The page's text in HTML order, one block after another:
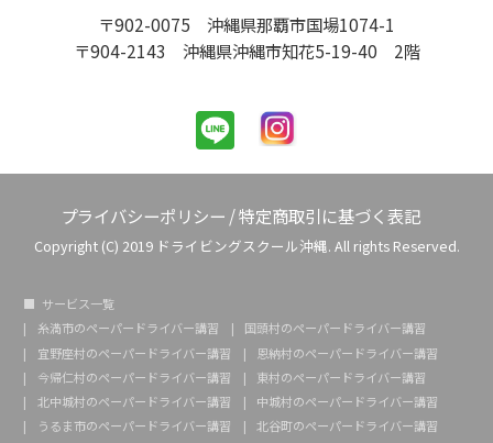
〒902-0075 沖縄県那覇市国場1074-1
〒904-2143 沖縄県沖縄市知花5-19-40 2階
プライバシーポリシー /特定商取引に基づく表記
Copyright (C) 2019 ドライビングスクール沖縄. All rights Reserved.
サービス一覧
糸満市のペーパードライバー講習
国頭村のペーパードライバー講習
宜野座村のペーパードライバー講習
恩納村のペーパードライバー講習
今帰仁村のペーパードライバー講習
東村のペーパードライバー講習
北中城村のペーパードライバー講習
中城村のペーパードライバー講習
うるま市のペーパードライバー講習
北谷町のペーパードライバー講習